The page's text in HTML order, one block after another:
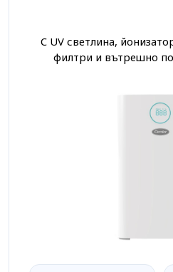
С UV светлина,
филтри и вътрешно